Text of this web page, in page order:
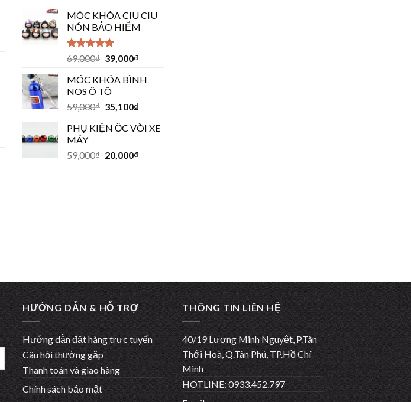
MÓC KHÓA CIU CIU
NÓN BẢO HIỂM
Được xếp
hạng
5
sao
69,000₫ 39,000₫
MÓC KHÓA BÌNH
NOS Ô TÔ
59,000₫ 35,100₫
PHỤ KIỆN ỐC VÒI XE
MÁY
59,000₫ 20,000₫
HƯỚNG DẪN & HỖ TRỢ
Hướng dẫn đặt hàng trực tuyến
Câu hỏi thường gặp
Thanh toán và giao hàng
Chính sách bảo mật
THÔNG TIN LIÊN HỆ
40/19 Lương Minh Nguyệt, P.Tân
Thới Hoà, Q.Tân Phú, TP.Hồ Chí
Minh
HOTLINE: 0933.452.797